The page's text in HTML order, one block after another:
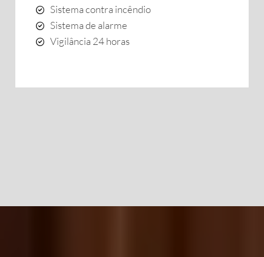
Sistema contra incêndio
Sistema de alarme
Vigilância 24 horas